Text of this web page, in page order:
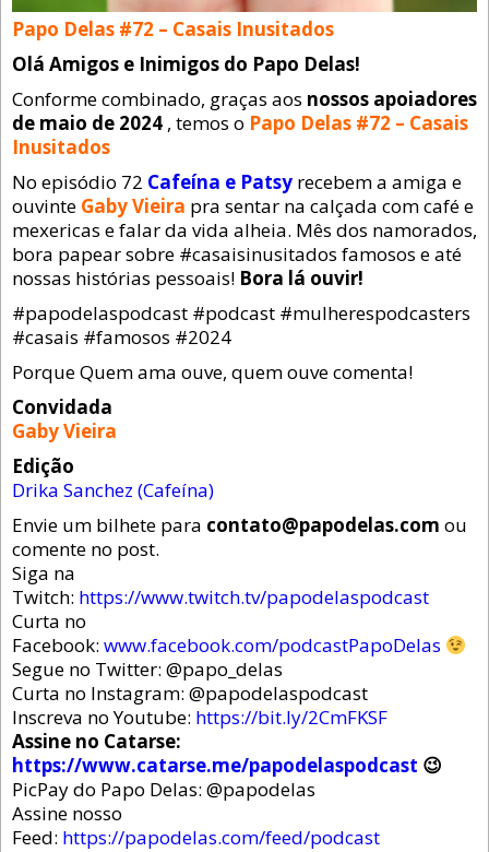
Papo Delas #72 – Casais Inusitados
Olá Amigos e Inimigos do Papo Delas!
Conforme combinado, graças aos nossos apoiadores
de maio de 2024 , temos o Papo Delas #72 – Casais
Inusitados
No episódio 72 Cafeína e Patsy recebem a amiga e
ouvinte Gaby Vieira pra sentar na calçada com café e
mexericas e falar da vida alheia. Mês dos namorados,
bora papear sobre #casaisinusitados famosos e até
nossas histórias pessoais! Bora lá ouvir!
#papodelaspodcast #podcast #mulherespodcasters
#casais #famosos #2024
Porque Quem ama ouve, quem ouve comenta!
Convidada
Gaby Vieira
Edição
Drika Sanchez (Cafeína)
Envie um bilhete para contato@papodelas.com ou
comente no post.
Siga na
Twitch: https://www.twitch.tv/papodelaspodcast
Curta no
Facebook: www.facebook.com/podcastPapoDelas
Segue no Twitter: @papo_delas
Curta no Instagram: @papodelaspodcast
Inscreva no Youtube: https://bit.ly/2CmFKSF
Assine no Catarse:
https://www.catarse.me/papodelaspodcast 😉
PicPay do Papo Delas: @papodelas
Assine nosso
Feed: https://papodelas.com/feed/podcast